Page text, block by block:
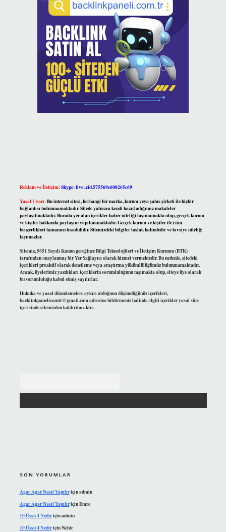
Reklam ve İletişim:Skype: live:.cid.575569c608265c69
Yasal Uyarı:Bu internet sitesi, herhangi bir marka, kurum veya şahıs şirketi ile hiçbir
bağlantısı bulunmamaktadır. Sitede yalnızca kendi hazırladığımız makaleler
paylaşılmaktadır. Burada yer alan içerikler haber niteliği taşımamakta olup, gerçek kurum
ve kişiler hakkında paylaşım yapılmamaktadır. Gerçek kurum ve kişiler ile isim
benzerlikleri tamamen tesadüfidir. Sitemizdeki bilgiler taslak halindedir ve tavsiye niteliği
taşımazlar.
Sitemiz, 5651 Sayılı Kanun gereğince Bilgi Teknolojileri ve İletişim Kurumu (BTK)
tarafından onaylanmış bir Yer Sağlayıcı olarak hizmet vermektedir. Bu nedenle, sitedeki
içerikleri proaktif olarak denetleme veya araştırma yükümlülüğümüz bulunmamaktadır.
Ancak, üyelerimiz yazdıkları içeriklerin sorumluluğunu taşımakta olup, siteye üye olarak
bu sorumluluğu kabul etmiş sayılırlar.
Hukuka ve yasal düzenlemelere aykırı olduğunu düşündüğünüz içerikleri,
backlinkpanelicomtr@gmail.comadresine bildirmeniz halinde, ilgili içerikler yasal süre
içerisinde sitemizden kaldırılacaktır.
SON YORUMLAR
Agar Agar Nasıl Yapılıriçinadmin
Agar Agar Nasıl YapılıriçinEmre
10 Üssü 4 Nediriçinadmin
10 Üssü 4 NediriçinNehir